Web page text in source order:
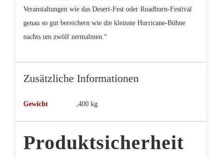
Veranstaltungen wie das Desert-Fest oder Roadburn-Festival
genau so gut bereichern wie die kleinste Hurricane-Bühne
nachts um zwölf zermalmen.“
Zusätzliche Informationen
Gewicht ,400 kg
Produktsicherheit